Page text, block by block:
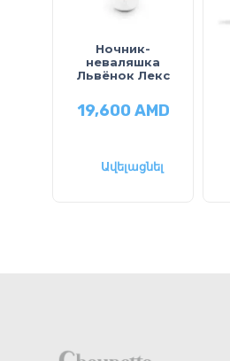
Ночник-
неваляшка
Львёнок Лекс
19,600AMD
Ավելացնել